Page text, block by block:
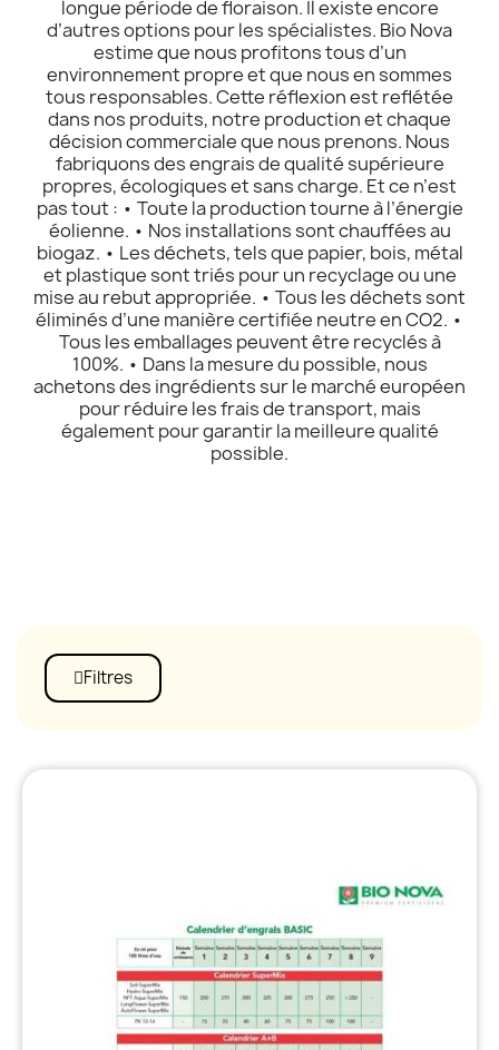
longue période de floraison. Il existe encore
d’autres options pour les spécialistes. Bio Nova
estime que nous profitons tous d’un
environnement propre et que nous en sommes
tous responsables. Cette réflexion est reflétée
dans nos produits, notre production et chaque
décision commerciale que nous prenons. Nous
fabriquons des engrais de qualité supérieure
propres, écologiques et sans charge. Et ce n’est
pas tout : • Toute la production tourne à l’énergie
éolienne. • Nos installations sont chauffées au
biogaz. • Les déchets, tels que papier, bois, métal
et plastique sont triés pour un recyclage ou une
mise au rebut appropriée. • Tous les déchets sont
éliminés d’une manière certifiée neutre en CO2. •
Tous les emballages peuvent être recyclés à
100%. • Dans la mesure du possible, nous
achetons des ingrédients sur le marché européen
pour réduire les frais de transport, mais
également pour garantir la meilleure qualité
possible.
Filtres